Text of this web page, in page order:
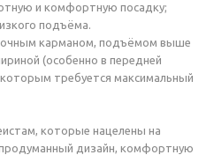
и комфортную посадку;
подъёма.
карманом, подъёмом выше
(особенно в передней
которым требуется максимальный
которые нацелены на
дизайн, комфортную